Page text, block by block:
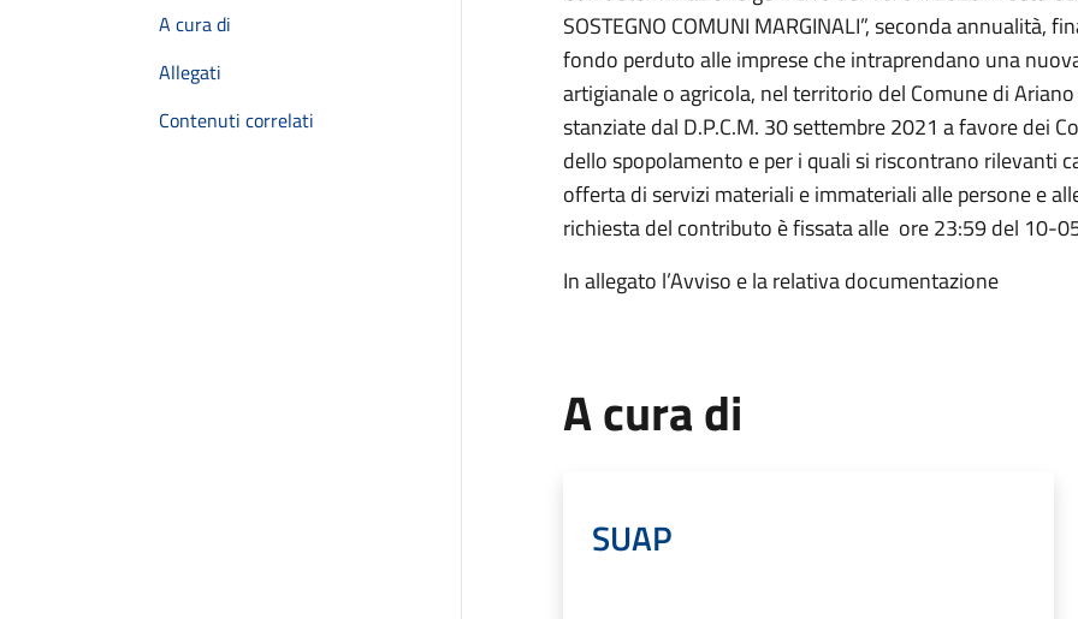
A cura di
Allegati
Contenuti correlati
SOSTEGNO COMUNI MARGINALI”, seconda annualità,
fondo perduto alle imprese che intraprendano una
artigianale o agricola, nel territorio del Comune di
stanziate dal D.P.C.M. 30 settembre 2021 a favore dei
dello spopolamento e per i quali si riscontrano rilevanti
offerta di servizi materiali e immateriali alle persone e
richiesta del contributo è fissata alle ore 23:59 del 10-
In allegato l’Avviso e la relativa documentazione
A cura di
SUAP